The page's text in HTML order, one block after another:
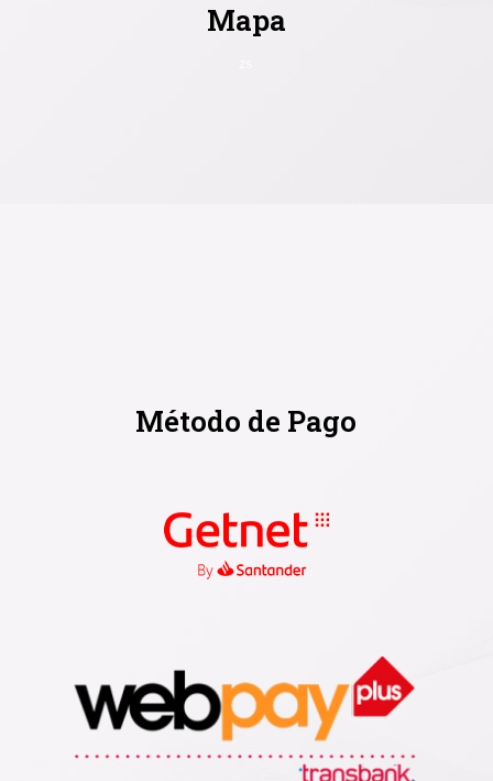
Mapa
Método de Pago